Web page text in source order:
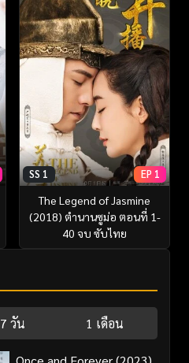
SS 1 EP 1
The Legend of Jasmine
(2018) ตำนานซูม่อ ตอนที่ 1-
40 จบ ซับไทย
7 วัน 1 เดือน